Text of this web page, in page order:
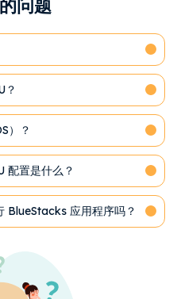
问题
？
）？
配置是什么？
BlueStacks 应用程序吗？